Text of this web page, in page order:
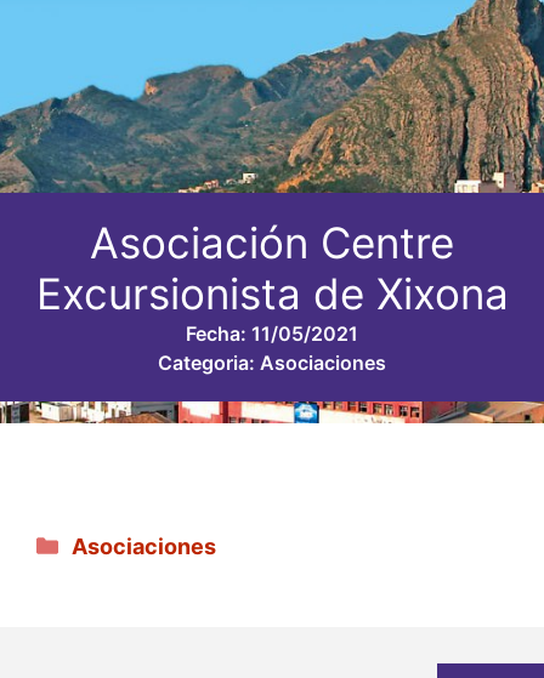
Asociación Centre
Excursionista de Xixona
Fecha: 11/05/2021
Categoria: Asociaciones
Categorías
Asociaciones